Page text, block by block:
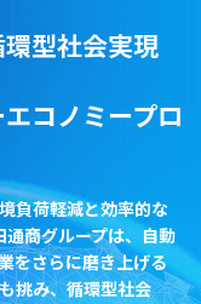
型社会実現
コノミープロ
負荷軽減と効率的な
商グループは、自動
をさらに磨き上げる
挑み、循環型社会